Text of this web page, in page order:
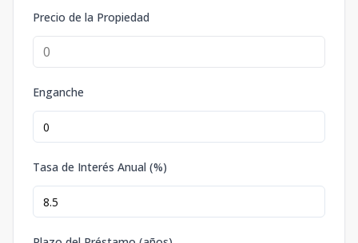
Precio de la Propiedad
Enganche
Tasa de Interés Anual (%)